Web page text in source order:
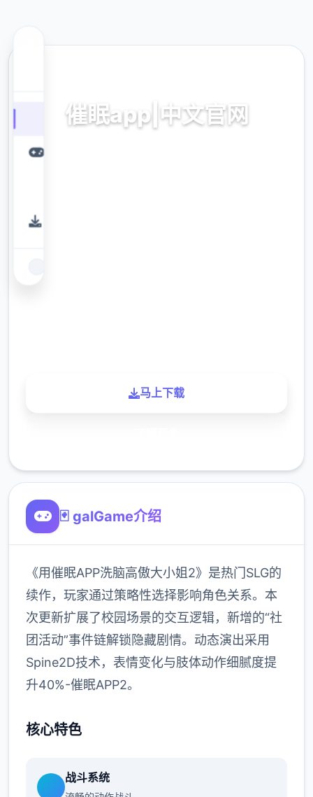
催眠app|中文官网
马上下载
🃏 galGame介绍
《用催眠APP洗脑高傲大小姐2》是热门SLG的
续作，玩家通过策略性选择影响角色关系。本
次更新扩展了校园场景的交互逻辑，新增的“社
团活动”事件链解锁隐藏剧情。动态演出采用
Spine2D技术，表情变化与肢体动作细腻度提
升40%-催眠APP2。
核心特色
战斗系统